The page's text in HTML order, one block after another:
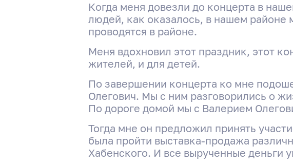
Когда меня довезли до концерта в
людей, как оказалось, в нашем районе
проводятся в районе.
Меня вдохновил этот праздник, этот
жителей, и для детей.
По завершении концерта ко мне
Олегович. Мы с ним разговорились о
По дороге домой мы с Валерием
Тогда мне он предложил принять
была пройти выставка-продажа
Хабенского. И все вырученные деньги